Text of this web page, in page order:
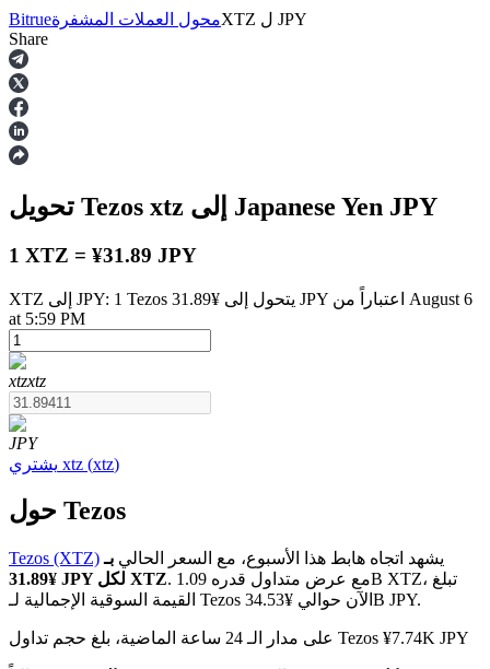
العقود الآجلة
العقود الآجلة لـ COIN-M
العقود الآجلة للعملات المشفرة
Bitrueمحول العملات المشفرةXTZ ل JPY
Share
تحويل Tezos xtz إلى Japanese Yen JPY
1 XTZ = ¥31.89 JPY
XTZ إلى JPY: 1 Tezos يتحول إلى ¥31.89 JPY اعتباراً من August 6
at 5:59 PM
xtzxtz
JPY
يشتري xtz (xtz)
حول Tezos
Tezos (XTZ) يشهد اتجاه هابط هذا الأسبوع، مع السعر الحالي بـ
¥31.89 JPY لكل XTZ. مع عرض متداول قدره 1.09B XTZ، تبلغ
القيمة السوقية الإجمالية لـ Tezos الآن حوالي ¥34.53B JPY.
على مدار الـ 24 ساعة الماضية، بلغ حجم تداول Tezos ¥7.74K JPY